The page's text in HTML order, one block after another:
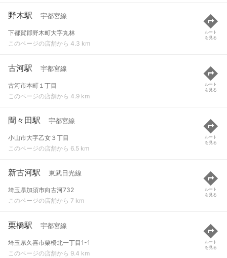
野木駅 宇都宮線
下都賀郡野木町大字丸林
このページの店舗から 4.3 km
ルート
を見る
古河駅 宇都宮線
古河市本町１丁目
このページの店舗から 4.9 km
ルート
を見る
間々田駅 宇都宮線
小山市大字乙女３丁目
このページの店舗から 6.5 km
ルート
を見る
新古河駅 東武日光線
埼玉県加須市向古河732
このページの店舗から 7 km
ルート
を見る
栗橋駅 宇都宮線
埼玉県久喜市栗橋北一丁目1-1
このページの店舗から 9.4 km
ルート
を見る